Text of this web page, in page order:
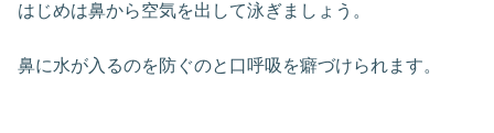
はじめは鼻から空気を出して泳ぎましょう。
鼻に水が入るのを防ぐのと口呼吸を癖づけられます。